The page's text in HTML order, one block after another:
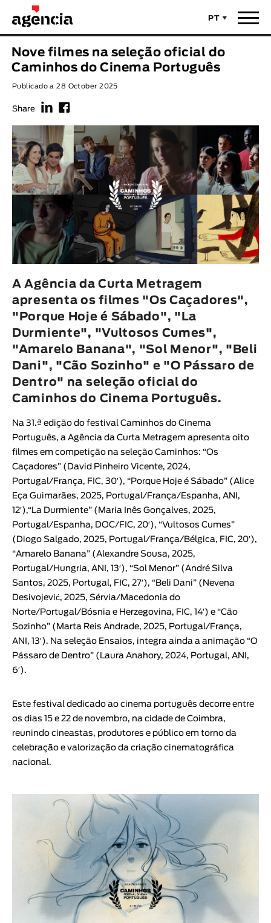
PT
Notícias
Realizadores
Últimas Selecções
Estatísticas
Filmes - Animar
Sobre nós & Contactos
Curtas Vila do Conde Solar O Dia Mais Curto
Loja
Animar
TÍTULO ORIGINAL
TÍTULO PORTUGUÊS
REALIZADOR
LEGENDA DISPONÍVEL
Legenda disponível
ANO
DURAÇÃO
< / >
GÉNERO
Ficção
Animação
Experimental
Documentário
Nove filmes na seleção oficial do
Caminhos do Cinema Português
Publicado a 28 October 2025
Share f F
A Agência da Curta Metragem
apresenta os filmes "Os Caçadores",
"Porque Hoje é Sábado", "La
Durmiente", "Vultosos Cumes",
"Amarelo Banana", "Sol Menor", "Beli
Dani", "Cão Sozinho" e "O Pássaro de
Dentro" na seleção oficial do
Caminhos do Cinema Português.
Na 31.ª edição do festival Caminhos do Cinema
Português, a Agência da Curta Metragem apresenta oito
filmes em competição na seleção Caminhos: “Os
Caçadores” ( David Pinheiro Vicente, 2024,
Portugal/França, FIC, 30′), “Porque Hoje é Sábado” (Alice
Eça Guimarães, 2025, Portugal/França/Espanha, ANI,
12′),“La Durmiente” ( Maria Inês Gonçalves, 2025,
Portugal/Espanha, DOC/FIC, 20′), “Vultosos Cumes”
( Diogo Salgado, 2025, Portugal/França/Bélgica, FIC, 20′),
“Amarelo Banana” (Alexandre Sousa, 2025,
Portugal/Hungria, ANI, 13′), “Sol Menor” (André Silva
Santos, 2025, Portugal, FIC, 27′), “Beli Dani” ( Nevena
Desivojević, 2025, Sérvia/Macedonia do
Norte/Portugal/Bósnia e Herzegovina, FIC, 14′) e “Cão
Sozinho” ( Marta Reis Andrade, 2025, Portugal/França,
ANI, 13′). Na seleção Ensaios, integra ainda a animação “O
Pássaro de Dentro” ( Laura Anahory, 2024, Portugal, ANI,
6′).
Este festival dedicado ao cinema português decorre entre
os dias 15 e 22 de novembro, na cidade de Coimbra,
reunindo cineastas, produtores e público em torno da
celebração e valorização da criação cinematográfica
nacional.